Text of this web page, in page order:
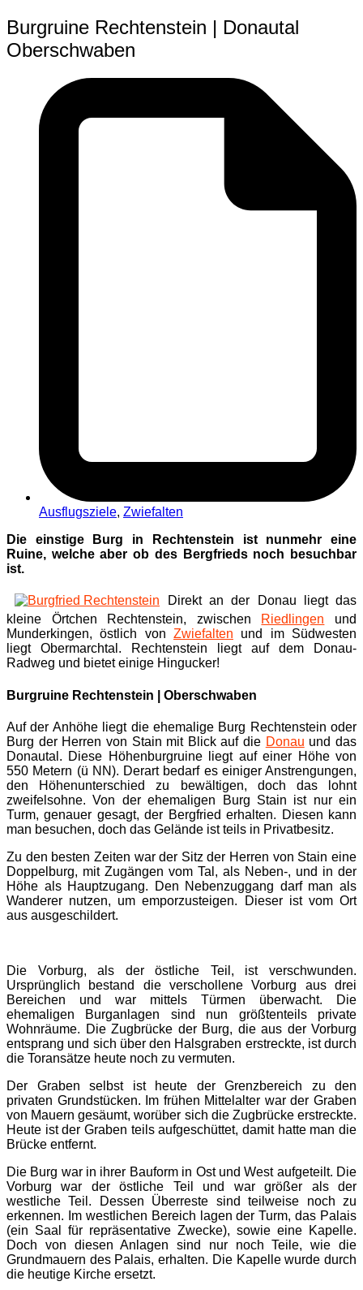
Burgruine Rechtenstein | Donautal
Oberschwaben
Ausflugsziele, Zwiefalten
Die einstige Burg in Rechtenstein ist nunmehr eine
Ruine, welche aber ob des Bergfrieds noch besuchbar
ist.
Direkt an der Donau liegt das
kleine Örtchen Rechtenstein, zwischen Riedlingen und
Munderkingen, östlich von Zwiefalten und im Südwesten
liegt Obermarchtal. Rechtenstein liegt auf dem Donau-
Radweg und bietet einige Hingucker!
Burgruine Rechtenstein | Oberschwaben
Auf der Anhöhe liegt die ehemalige Burg Rechtenstein oder
Burg der Herren von Stain mit Blick auf die Donau und das
Donautal. Diese Höhenburgruine liegt auf einer Höhe von
550 Metern (ü NN). Derart bedarf es einiger Anstrengungen,
den Höhenunterschied zu bewältigen, doch das lohnt
zweifelsohne. Von der ehemaligen Burg Stain ist nur ein
Turm, genauer gesagt, der Bergfried erhalten. Diesen kann
man besuchen, doch das Gelände ist teils in Privatbesitz.
Zu den besten Zeiten war der Sitz der Herren von Stain eine
Doppelburg, mit Zugängen vom Tal, als Neben-, und in der
Höhe als Hauptzugang. Den Nebenzuggang darf man als
Wanderer nutzen, um emporzusteigen. Dieser ist vom Ort
aus ausgeschildert.
Die Vorburg, als der östliche Teil, ist verschwunden.
Ursprünglich bestand die verschollene Vorburg aus drei
Bereichen und war mittels Türmen überwacht. Die
ehemaligen Burganlagen sind nun größtenteils private
Wohnräume. Die Zugbrücke der Burg, die aus der Vorburg
entsprang und sich über den Halsgraben erstreckte, ist durch
die Toransätze heute noch zu vermuten.
Der Graben selbst ist heute der Grenzbereich zu den
privaten Grundstücken. Im frühen Mittelalter war der Graben
von Mauern gesäumt, worüber sich die Zugbrücke erstreckte.
Heute ist der Graben teils aufgeschüttet, damit hatte man die
Brücke entfernt.
Die Burg war in ihrer Bauform in Ost und West aufgeteilt. Die
Vorburg war der östliche Teil und war größer als der
westliche Teil. Dessen Überreste sind teilweise noch zu
erkennen. Im westlichen Bereich lagen der Turm, das Palais
(ein Saal für repräsentative Zwecke), sowie eine Kapelle.
Doch von diesen Anlagen sind nur noch Teile, wie die
Grundmauern des Palais, erhalten. Die Kapelle wurde durch
die heutige Kirche ersetzt.